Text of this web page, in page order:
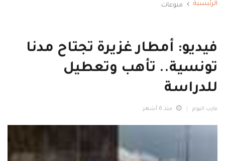
الرئيسية منوعات
فيديو: أمطار غزيرة تجتاح مدنا
تونسية.. تأهب وتعطيل
للدراسة
مارب اليوم منذ 6 أشهر